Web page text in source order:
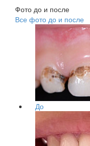
Фото до и после
Все фото до и после
До